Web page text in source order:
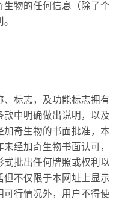
物的任何信息（除了个
标志，及功能标志拥有
中明确做出说明，以及
奇生物的书面批准，本
经加奇生物书面认可，
批出任何牌照或权利以
不仅限于本网址上显示
可行情况外，用户不得使